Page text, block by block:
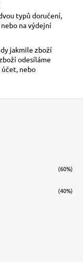
typů doručení,
na výdejní
jakmile zboží
zboží odesíláme
účet, nebo
(60%)
(40%)